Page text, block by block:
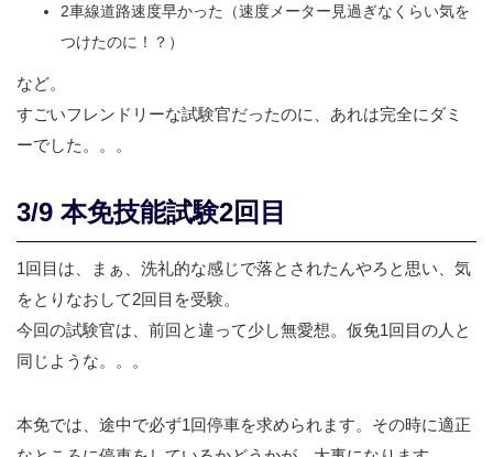
2車線道路速度早かった（速度メーター見過ぎなくらい気を
つけたのに！？）
など。
すごいフレンドリーな試験官だったのに、あれは完全にダミ
ーでした。。。
3/9 本免技能試験2回目
1回目は、まぁ、洗礼的な感じで落とされたんやろと思い、気
をとりなおして2回目を受験。
今回の試験官は、前回と違って少し無愛想。仮免1回目の人と
同じような。。。
本免では、途中で必ず1回停車を求められます。その時に適正